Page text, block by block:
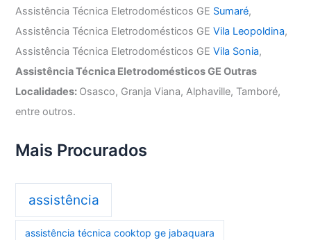
Assistência Técnica Eletrodomésticos GE Sumaré,
Assistência Técnica Eletrodomésticos GEVila Leopoldina,
Assistência Técnica Eletrodomésticos GEVila Sonia,
Assistência Técnica Eletrodomésticos GE Outras
Localidades: Osasco, Granja Viana, Alphaville, Tamboré,
entre outros.
Mais Procurados
assistência
assistência técnica cooktop ge jabaquara